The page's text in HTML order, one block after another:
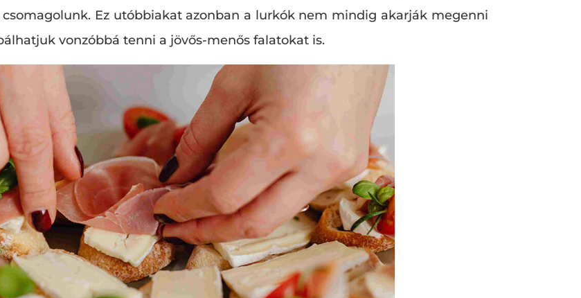
csomagolunk. Ez utóbbiakat azonban a lurkók nem mindig akarják megenni
vonzóbbá tenni a jövős-menős falatokat is.